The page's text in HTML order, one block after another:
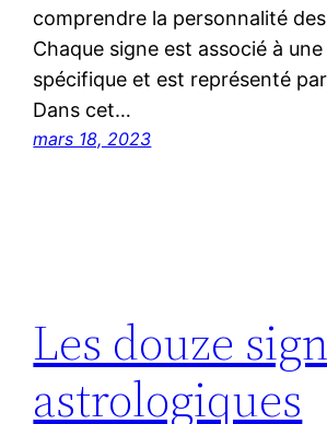
comprendre la personnalité
Chaque signe est associé à
spécifique et est représenté
Dans cet…
mars 18, 2023
Les douze
astrologiques